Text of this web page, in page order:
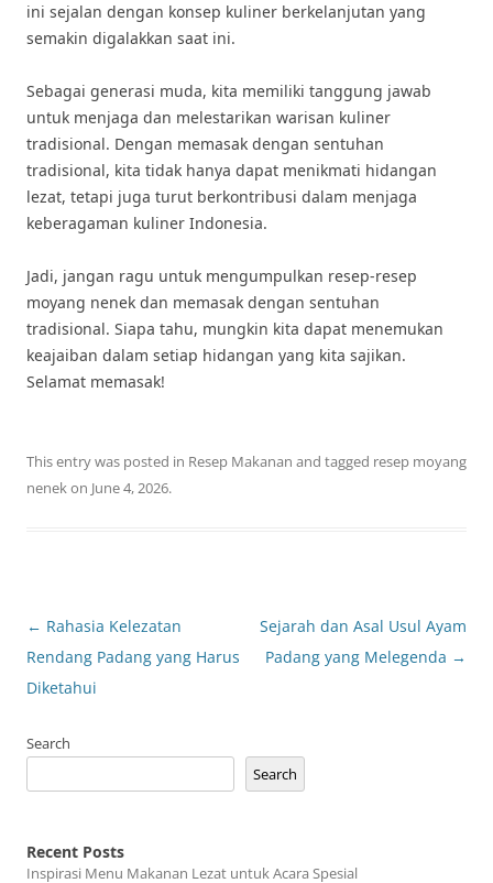
ini sejalan dengan konsep kuliner berkelanjutan yang
semakin digalakkan saat ini.
Sebagai generasi muda, kita memiliki tanggung jawab
untuk menjaga dan melestarikan warisan kuliner
tradisional. Dengan memasak dengan sentuhan
tradisional, kita tidak hanya dapat menikmati hidangan
lezat, tetapi juga turut berkontribusi dalam menjaga
keberagaman kuliner Indonesia.
Jadi, jangan ragu untuk mengumpulkan resep-resep
moyang nenek dan memasak dengan sentuhan
tradisional. Siapa tahu, mungkin kita dapat menemukan
keajaiban dalam setiap hidangan yang kita sajikan.
Selamat memasak!
This entry was posted in Resep Makanan and tagged resep moyang
nenekon June 4, 2026.
Post
navigation
← Rahasia Kelezatan
Rendang Padang yang Harus
Diketahui
Sejarah dan Asal Usul Ayam
Padang yang Melegenda →
Search
Search
Recent Posts
Inspirasi Menu Makanan Lezat untuk Acara Spesial